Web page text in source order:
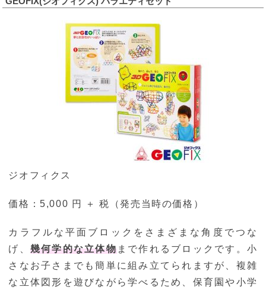
ジオフィクス
価格：5,000 円 ＋ 税（発売当時の価格）
カラフルな平面ブロックをさまざまな角度でつな
げ、 幾何学的な立体物まで作れるブロックです。小
さなお子さまでも簡単に組み立てられますが、複雑
な立体図形を遊びながら学べるため、保育園や小学